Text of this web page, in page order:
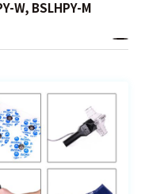
W, BSLHPY-M